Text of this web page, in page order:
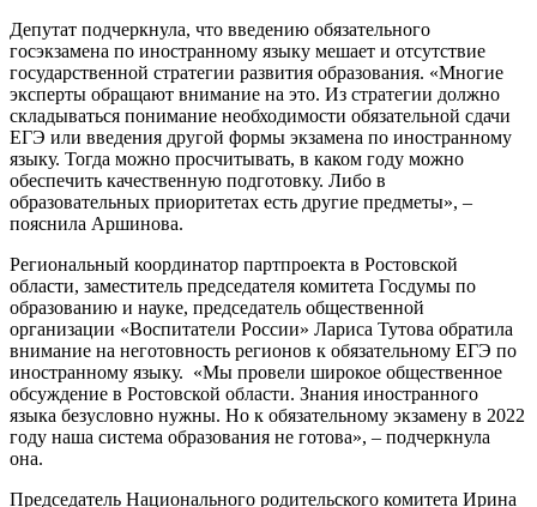
Депутат подчеркнула, что введению обязательного
госэкзамена по иностранному языку мешает и отсутствие
государственной стратегии развития образования. «Многие
эксперты обращают внимание на это. Из стратегии должно
складываться понимание необходимости обязательной сдачи
ЕГЭ или введения другой формы экзамена по иностранному
языку. Тогда можно просчитывать, в каком году можно
обеспечить качественную подготовку. Либо в
образовательных приоритетах есть другие предметы», –
пояснила Аршинова.
Региональный координатор партпроекта в Ростовской
области, заместитель председателя комитета Госдумы по
образованию и науке, председатель общественной
организации «Воспитатели России» Лариса Тутова обратила
внимание на неготовность регионов к обязательному ЕГЭ по
иностранному языку. «Мы провели широкое общественное
обсуждение в Ростовской области. Знания иностранного
языка безусловно нужны. Но к обязательному экзамену в 2022
году наша система образования не готова», – подчеркнула
она.
Председатель Национального родительского комитета Ирина